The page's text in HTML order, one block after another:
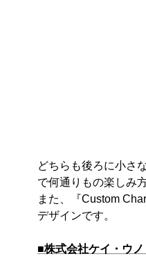
どちらも後ろに小さ
で何通りもの楽しみ
また、『Custom
デザインです。
■株式会社ケイ・ウ